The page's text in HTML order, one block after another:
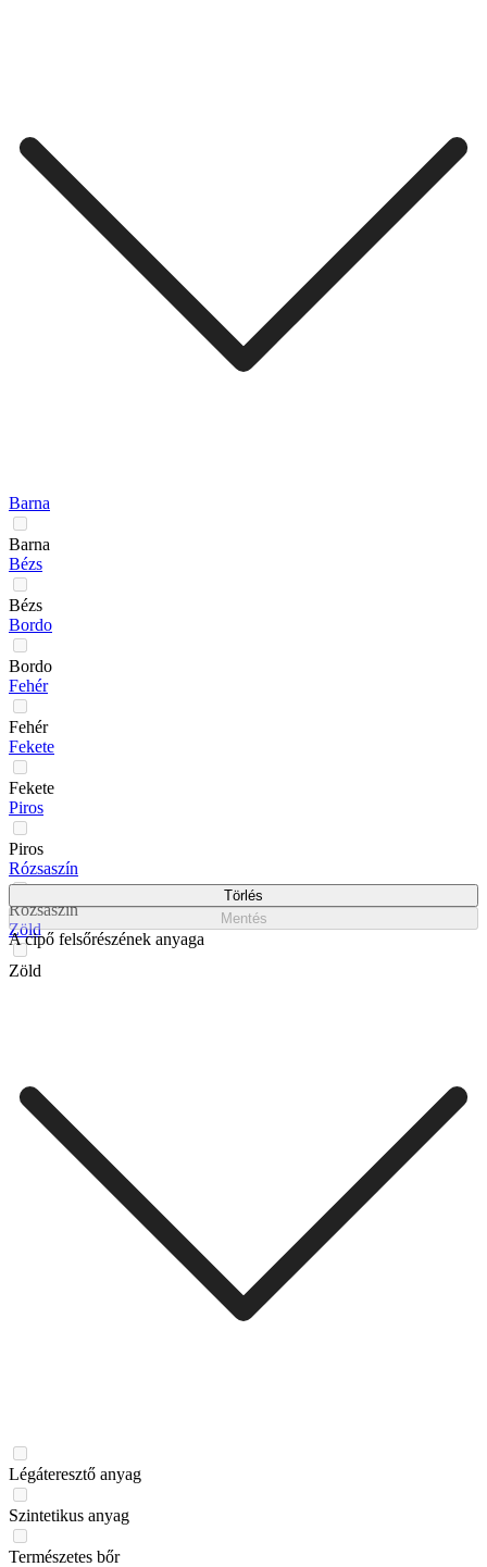
Barna
Barna
Bézs
Bézs
Bordo
Bordo
Fehér
Fehér
Fekete
Fekete
Piros
Piros
Rózsaszín
Rózsaszín
Zöld
Zöld
Törlés
Mentés
A cipő felsőrészének anyaga
Légáteresztő anyag
Szintetikus anyag
Természetes bőr